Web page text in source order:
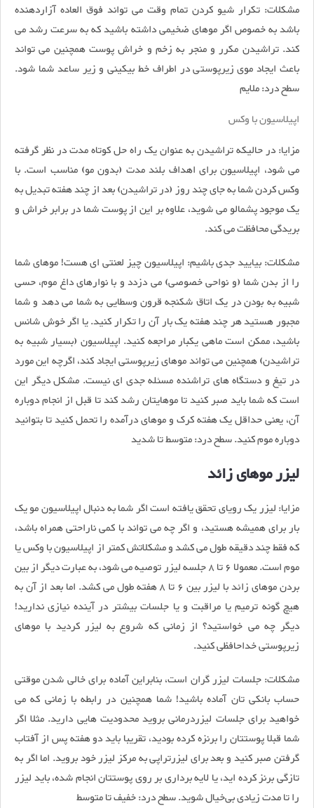
مشکلات: تکرار شیو کردن تمام وقت می تواند فوق العاده آزاردهنده
باشد به خصوص اگر موهای ضخیمی داشته باشید که به سرعت رشد می
کند. تراشیدن مکرر و منجر به زخم و خراش پوست همچنین می تواند
باعث ایجاد موی زیرپوستی در اطراف خط بیکینی و زیر ساعد شما شود.
سطح درد: ملایم
اپیلاسیون با وکس
مزایا: در حالیکه تراشیدن به عنوان یک راه حل کوتاه مدت در نظر گرفته
می شود، اپیلاسیون برای اهداف بلند مدت (بدون مو) مناسب است. با
وکس کردن شما به جای چند روز (در تراشیدن) بعد از چند هفته تبدیل به
یک موجود پشمالو می شوید، علاوه بر این از پوست شما در برابر خراش و
بریدگی محافظت می کند.
مشکلات: بیایید جدی باشیم: اپیلاسیون چیز لعنتی ای هست! موهای شما
را از بدن شما (و نواحی خصوصی) می دزدد و با نوارهای داغ موم، حسی
شبیه به بودن در یک اتاق شکنجه قرون وسطایی به شما می دهد و شما
مجبور هستید هر چند هفته یک بار آن را تکرار کنید. یا اگر خوش شانس
باشید، ممکن است ماهی یکبار مراجعه کنید. اپیلاسیون (بسیار شبیه به
تراشیدن) همچنین می تواند موهای زیرپوستی ایجاد کند، اگرچه این مورد
در تیغ و دستگاه های تراشنده مسئله جدی ای نیست. مشکل دیگر این
است که شما باید صبر کنید تا موهایتان رشد کند تا قبل از انجام دوباره
آن، یعنی حداقل یک هفته کرک و موهای درآمده را تحمل کنید تا بتوانید
دوباره موم کنید. سطح درد: متوسط تا شدید
لیزر موهای زائد
مزایا: لیزر یک رویای تحقق یافته است اگر شما به دنبال اپیلاسیون مو یک
بار برای همیشه هستید، و اگر چه می تواند با کمی ناراحتی همراه باشد،
که فقط چند دقیقه طول می کشد و مشکلاتش کمتر از اپیلاسیون با وکس یا
موم است. معمولا 6 تا 8 جلسه لیزر توصیه می شود، به عبارت دیگر از بین
بردن موهای زائد با لیزر بین 6 تا 8 هفته طول می کشد. اما بعد از آن به
هیچ گونه ترمیم یا مراقبت و یا جلسات بیشتر در آینده نیازی ندارید!
دیگر چه می خواستید؟ از زمانی که شروع به لیزر کردید با موهای
زیرپوستی خداحافظی کنید.
مشکلات: جلسات لیزر گران است، بنابراین آماده برای خالی شدن موقتی
حساب بانکی تان آماده باشید! شما همچنین در رابطه با زمانی که می
خواهید برای جلسات لیزردرمانی بروید محدودیت هایی دارید. مثلا اگر
شما قبلا پوستتان را برنزه کرده بودید، تقریبا باید دو هفته پس از آفتاب
گرفتن صبر کنید و بعد برای لیزرتراپی به مرکز لیزر خود بروید. اما اگر به
تازگی برنز کرده اید، یا لایه برداری بر روی پوستتان انجام شده، باید لیزر
را تا مدت زیادی بی‌خیال شوید. سطح درد: خفیف تا متوسط